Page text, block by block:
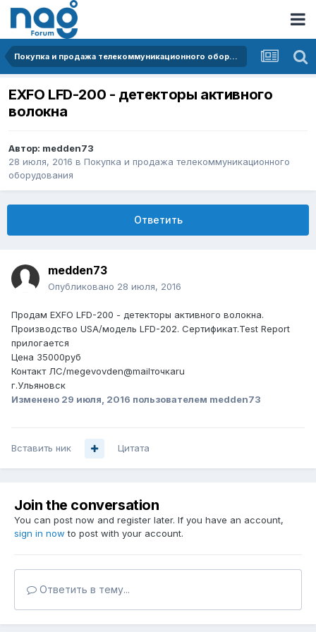
Покупка и продажа телекоммуникационного оборудования
EXFO LFD-200 - детекторы активного
волокна
Автор: medden73
28 июля, 2016 в Покупка и продажа телекоммуникационного
оборудования
Ответить
medden73
Опубликовано 28 июля, 2016
Продам EXFO LFD-200 - детекторы активного волокна.
Производство USA/модель LFD-202. Сертификат.Test Report
прилогается
Цена 35000руб
Контакт ЛС/megevovden@mailточкаru
г.Ульяновск
Изменено 29 июля, 2016 пользователем medden73
Вставить ник Цитата
Join the conversation
You can post now and register later. If you have an account,
sign in now to post with your account.
Ответить в тему...